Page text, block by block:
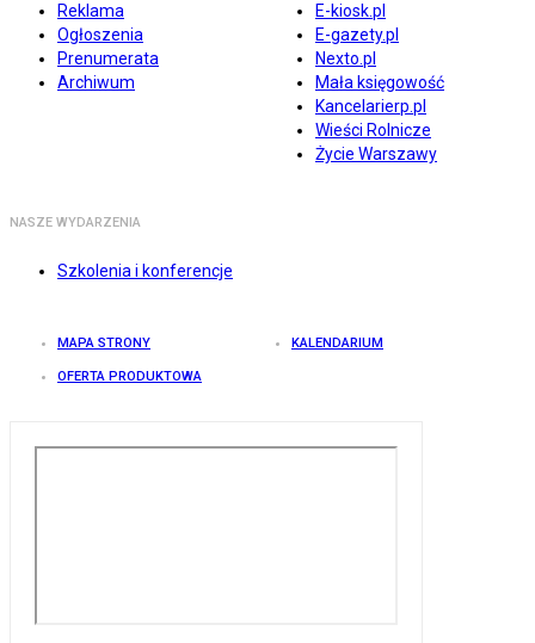
Reklama
Ogłoszenia
Prenumerata
Archiwum
E-kiosk.pl
E-gazety.pl
Nexto.pl
Mała księgowość
Kancelarierp.pl
Wieści Rolnicze
Życie Warszawy
NASZE WYDARZENIA
Szkolenia i konferencje
MAPA STRONY KALENDARIUM
OFERTA PRODUKTOWA